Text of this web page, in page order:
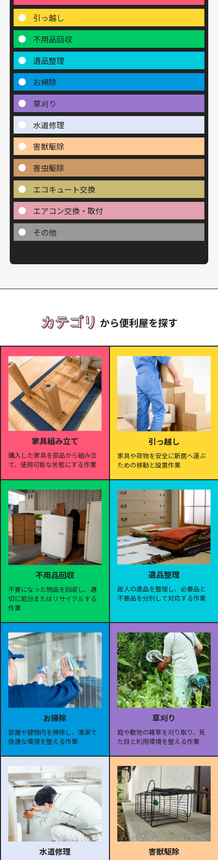
引っ越し
不用品回収
遺品整理
お掃除
草刈り
水道修理
害獣駆除
害虫駆除
エコキュート交換
エアコン交換・取付
その他
カテゴリ から便利屋を探す
家具組み立て
購入した家具を部品から組み立
て、使用可能な状態にする作業
引っ越し
家具や荷物を安全に新居へ運ぶ
ための移動と設置作業
不用品回収
不要になった物品を回収し、適
切に処分またはリサイクルする
作業
遺品整理
故人の遺品を整理し、必要品と
不要品を分別して対応する作業
お掃除
部屋や建物内を掃除し、清潔で
快適な環境を整える作業
草刈り
庭や敷地の雑草を刈り取り、見
た目と利用環境を整える作業
水道修理 害獣駆除